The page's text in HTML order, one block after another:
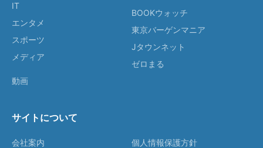
IT
エンタメ
スポーツ
メディア
動画
BOOKウォッチ
東京バーゲンマニア
Jタウンネット
ゼロまる
サイトについて
会社案内
個人情報保護方針